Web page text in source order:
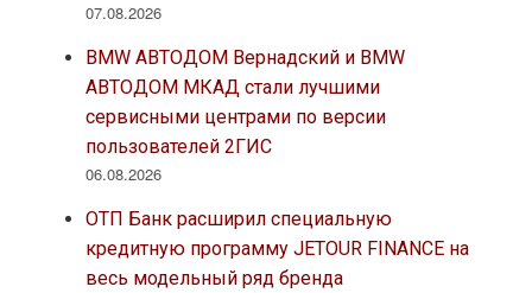
07.08.2026
BMW АВТОДОМ Вернадский и BMW
АВТОДОМ МКАД стали лучшими
сервисными центрами по версии
пользователей 2ГИС
06.08.2026
ОТП Банк расширил специальную
кредитную программу JETOUR FINANCE на
весь модельный ряд бренда